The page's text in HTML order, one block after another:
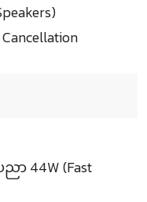
ာ 44W (Fast